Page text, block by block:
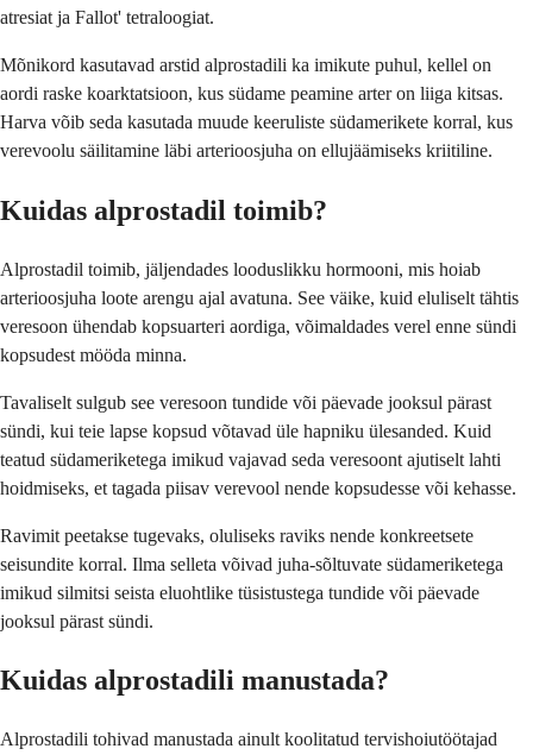
atresiat ja Fallot' tetraloogiat.
Mõnikord kasutavad arstid alprostadili ka imikute puhul, kellel on
aordi raske koarktatsioon, kus südame peamine arter on liiga kitsas.
Harva võib seda kasutada muude keeruliste südamerikete korral, kus
verevoolu säilitamine läbi arterioosjuha on ellujäämiseks kriitiline.
Kuidas alprostadil toimib?
Alprostadil toimib, jäljendades looduslikku hormooni, mis hoiab
arterioosjuha loote arengu ajal avatuna. See väike, kuid eluliselt tähtis
veresoon ühendab kopsuarteri aordiga, võimaldades verel enne sündi
kopsudest mööda minna.
Tavaliselt sulgub see veresoon tundide või päevade jooksul pärast
sündi, kui teie lapse kopsud võtavad üle hapniku ülesanded. Kuid
teatud südameriketega imikud vajavad seda veresoont ajutiselt lahti
hoidmiseks, et tagada piisav verevool nende kopsudesse või kehasse.
Ravimit peetakse tugevaks, oluliseks raviks nende konkreetsete
seisundite korral. Ilma selleta võivad juha-sõltuvate südameriketega
imikud silmitsi seista eluohtlike tüsistustega tundide või päevade
jooksul pärast sündi.
Kuidas alprostadili manustada?
Alprostadili tohivad manustada ainult koolitatud tervishoiutöötajad